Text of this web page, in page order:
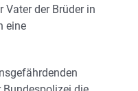
Vater der Brüder in
eine